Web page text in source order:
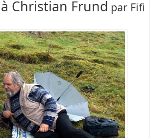
Christian Frund par Fifi